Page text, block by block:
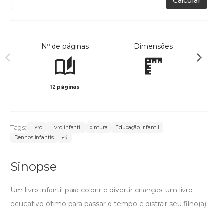
Nº de páginas
12 páginas
Dimensões
Tags: Livro Livro infantil pintura
Educação infantil
Denhos infantis
+4
Sinopse
Um livro infantil para colorir e divertir crianças, um livro
educativo ótimo para passar o tempo e distrair seu filho(a).